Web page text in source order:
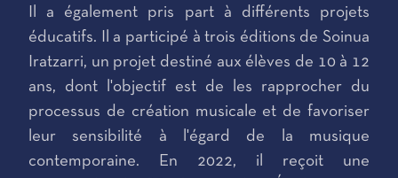
Il a également pris part à différents projets
éducatifs. Il a participé à trois éditions de Soinua
Iratzarri, un projet destiné aux élèves de 10 à 12
ans, dont l'objectif est de les rapprocher du
processus de création musicale et de favoriser
leur sensibilité à l'égard de la musique
contemporaine. En 2022, il reçoit une